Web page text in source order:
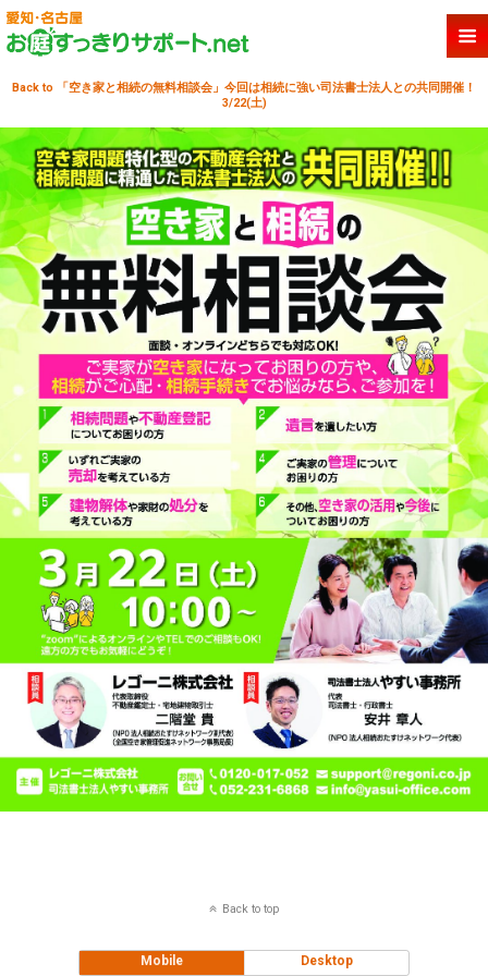
Back to 「空き家と相続の無料相談会」今回は相続に強い司法書士法人との共同開催！
3/22(土)
Back to top
Mobile Desktop